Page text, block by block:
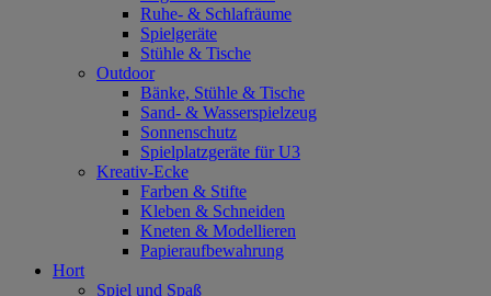
Ruhe- & Schlafräume
Spielgeräte
Stühle & Tische
Outdoor
Bänke, Stühle & Tische
Sand- & Wasserspielzeug
Sonnenschutz
Spielplatzgeräte für U3
Kreativ-Ecke
Farben & Stifte
Kleben & Schneiden
Kneten & Modellieren
Papieraufbewahrung
Hort
Spiel und Spaß